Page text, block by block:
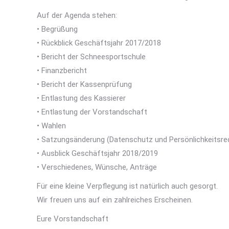
Auf der Agenda stehen:
• Begrüßung
• Rückblick Geschäftsjahr 2017/2018
• Bericht der Schneesportschule
• Finanzbericht
• Bericht der Kassenprüfung
• Entlastung des Kassierer
• Entlastung der Vorstandschaft
• Wahlen
• Satzungsänderung (Datenschutz und
• Ausblick Geschäftsjahr 2018/2019
• Verschiedenes, Wünsche, Anträge
Für eine kleine Verpflegung ist natürlich auch gesorgt.
Wir freuen uns auf ein zahlreiches Erscheinen.
Eure Vorstandschaft